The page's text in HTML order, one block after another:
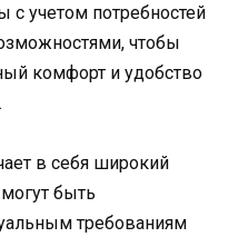
с учетом потребностей
чтобы
комфорт и удобство
в себя широкий
быть
требованиям